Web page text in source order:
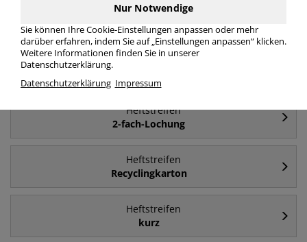
Heftstreifen
Karton
Heftstreifen
Heftstreifen
2-fach-Lochung
Heftstreifen
Recyclingkarton
Heftstreifen
kurz
Nur Notwendige
Sie können Ihre Cookie-Einstellungen anpassen oder mehr
darüber erfahren, indem Sie auf „Einstellungen anpassen“ klicken.
Weitere Informationen finden Sie in unserer
Datenschutzerklärung.
Datenschutzerklärung Impressum